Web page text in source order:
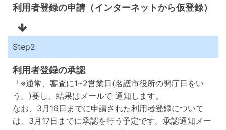
利用者登録の申請（インターネットから仮登録）
Step2
利用者登録の承認
「※通常、審査に1~2営業日(名護市役所の開庁日をい
う。)要し、結果はメールで 通知します。
なお、3月16日までに申請された利用者登録について
は、3月17日までに承認を行う予定です。承認通知メー